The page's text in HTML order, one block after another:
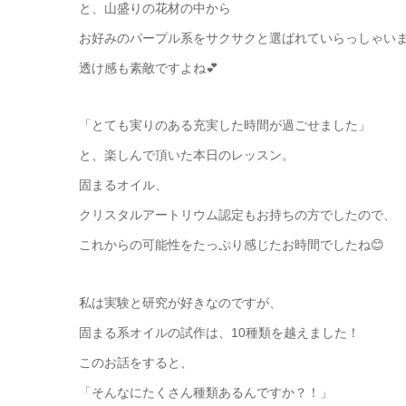
と、山盛りの花材の中から
お好みのパープル系をサクサクと選ばれていらっしゃい
透け感も素敵ですよね💕
「とても実りのある充実した時間が過ごせました」
と、楽しんで頂いた本日のレッスン。
固まるオイル、
クリスタルアートリウム認定もお持ちの方でしたので、
これからの可能性をたっぷり感じたお時間でしたね😊
私は実験と研究が好きなのですが、
固まる系オイルの試作は、10種類を越えました！
このお話をすると、
「そんなにたくさん種類あるんですか？！」